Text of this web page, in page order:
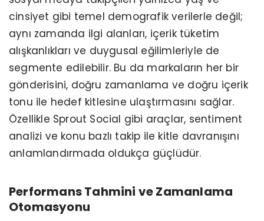
cinsiyet gibi temel demografik verilerle değil;
aynı zamanda ilgi alanları, içerik tüketim
alışkanlıkları ve duygusal eğilimleriyle de
segmente edilebilir. Bu da markaların her bir
gönderisini, doğru zamanlama ve doğru içerik
tonu ile hedef kitlesine ulaştırmasını sağlar.
Özellikle Sprout Social gibi araçlar, sentiment
analizi ve konu bazlı takip ile kitle davranışını
anlamlandırmada oldukça güçlüdür.
Performans Tahmini ve Zamanlama
Otomasyonu